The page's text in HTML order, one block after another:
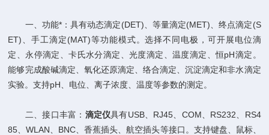
一、功能*：具有动态滴定(DET)、等量滴定(MET)、终点滴定(S
ET)、手工滴定(MAT)等功能模式。选择不同电极，可开展电位滴
定、永停滴定、卡氏水分滴定、光度滴定、温度滴定、恒pH滴定。
能够完成酸碱滴定、氧化还原滴定、络合滴定、沉淀滴定和非水滴定
实验。支持pH、电位、离子浓度、温度等参数的测定。
二、接口丰富： 滴定仪具有USB、RJ45、COM、RS232、RS4
85、WLAN、BNC、香蕉插头、航空插头等接口。支持键盘、鼠标、